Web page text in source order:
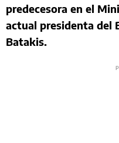
predecesora en el
actual presidenta del
Batakis.